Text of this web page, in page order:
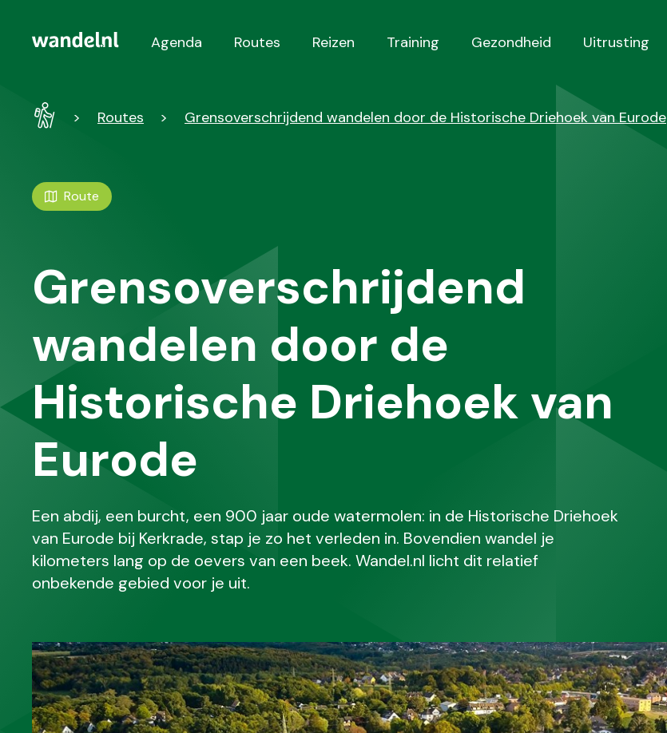
Hoofdnavigatie
Agenda Routes Reizen Training Gezondheid Uitrusting
WandelRoutes Grensoverschrijdend wandelen door de Historische Driehoek van Eurode
Route
Grensoverschrijdend
wandelen door de
Historische Driehoek van
Eurode
Een abdij, een burcht, een 900 jaar oude watermolen: in de Historische Driehoek
van Eurode bij Kerkrade, stap je zo het verleden in. Bovendien wandel je
kilometers lang op de oevers van een beek. Wandel.nl licht dit relatief
onbekende gebied voor je uit.